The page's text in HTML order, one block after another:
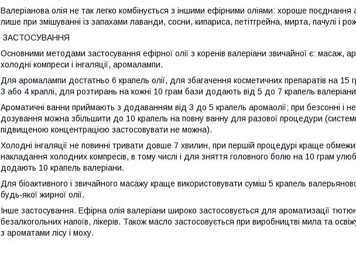
Валеріанова олія не так легко комбінується з іншими ефірними оліями: хороше
лише при змішуванні із запахами лаванди, сосни, кипариса, петітгрейна, мирта, пачулі і
ЗАСТОСУВАННЯ
Основними методами застосування ефірної олії з коренів валеріани звичайної є: масаж,
холодні компреси і інгаляції, аромалампи.
Для аромалампи достатньо 6 крапель олії, для збагачення косметичних препаратів на
3 або 4 краплі, для розтирань на кожні 10 грам бази додають від 5 до 7 крапель
Ароматичні ванни приймають з додаванням від 3 до 5 крапель аромаолії; при безсонні і
дозування можна збільшити до 10 крапель на повну ванну для разової процедури
підвищеною концентрацією застосовувати не можна).
Холодні інгаляції не повинні тривати довше 7 хвилин, при першій процедурі краще
накладання холодних компресів, в тому числі і для зняття головного болю на 10 грам
додають 10 крапель валеріани.
Для біоактивного і звичайного масажу краще використовувати суміш 5 крапель
будь-якої жирної олії.
Інше застосування. Ефірна олія валеріани широко застосовується для ароматизації
безалкогольних напоїв, лікерів. Також масло застосовується при виробництві мила та
з ароматами лісу і моху.